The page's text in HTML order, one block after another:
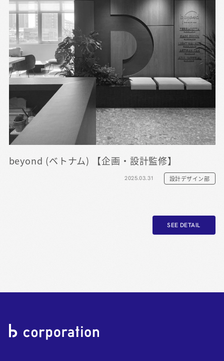
beyond (ベトナム) 【企画・設計監修】
2025.03.31 設計デザイン部
SEE DETAIL